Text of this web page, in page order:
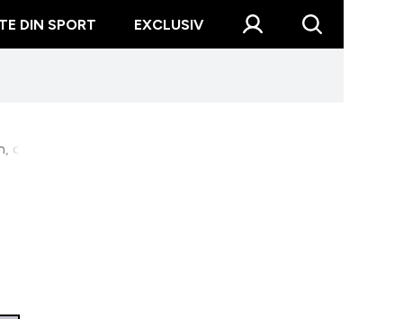
DIN SPORT EXCLUSIV
în turul 2 al alegerilor prezidențiale